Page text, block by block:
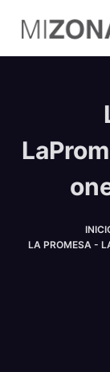
S
a
l
LA PROMESA -